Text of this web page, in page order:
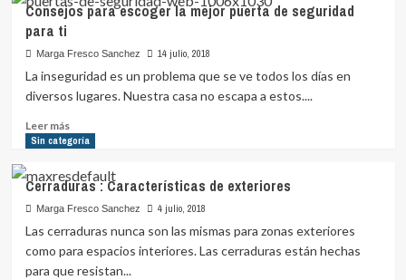
Consejos para escoger la mejor puerta de seguridad
para ti
Marga Fresco Sanchez 14 julio, 2018
La inseguridad es un problema que se ve todos los días en
diversos lugares. Nuestra casa no escapa a estos....
Leer másLeer
más
Consejos
para
escoger
la
puerta
Sin categoría
Cerraduras : Características de exteriores
Marga Fresco Sanchez 4 julio, 2018
Las cerraduras nunca son las mismas para zonas exteriores
como para espacios interiores. Las cerraduras están hechas
para que resistan...